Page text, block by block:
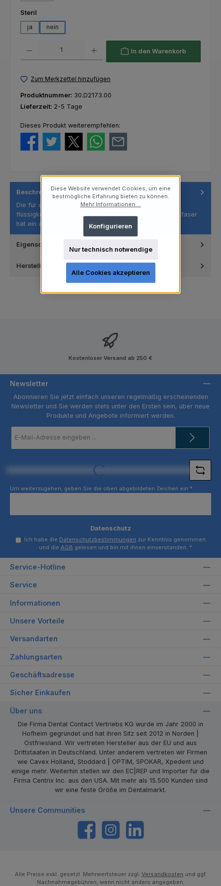
Steril
ja
nein
In den Warenkorb
Zum Merkzettel hinzufügen
Produktnummer: 30.D2173.00
Lieferzeit: 2-5 Tage
Dieses Produkt weiterempfehlen:
Beschreibung
Die für die Fertigung dieser OP Kittel verwendete
flüssigkeitsabweisende und atmungsaktive SMS-Mikrofaser
hat ein ausgezeich…
Mehr
Eigenschaften
Hersteller
Kostenloser Versand ab 250 €
Newsletter
Abonnieren Sie jetzt einfach unseren regelmäßig erscheinenden
Newsletter und Sie werden stets unter den Ersten sein, über neue
Produkte und Angebote informiert werden.
Mail-
Loading...
Um weiterzugehen, geben Sie die oben abgebildeten Zeichen ein *
Datenschutz
Ich habe die Datenschutzbestimmungen zur Kenntnis genommen
und die AGB gelesen und bin mit ihnen einverstanden. *
Service-Hotline
Service
Informationen
Unsere Vorteile
Versandarten
Zahlungsarten
Geschäftsadresse
Sicher Einkaufen
Über uns
Die Firma Dental Contact Vertriebs KG wurde im Jahr 2000 in
Hofheim gegründet und hat ihren Sitz seit 2012 in Norden |
Ostfriesland. Wir vertreten Hersteller aus der EU und aus
Drittstaaten in Deutschland. Unter anderem vertreten wir Firmen
wie Cavex Holland, Stoddard | OPTIM, SPOKAR, Xpedent und
einige mehr. Weiterhin stellen wir den EC|REP und Importer für die
Firma Centrix Inc. aus den USA. Mit mehr als 15.500 Kunden sind
wir eine feste Größe im Dentalmarkt.
Unsere Communities
https://www.facebook.com/dentalcontact
Instagram
Alle Preise exkl. gesetzl. Mehrwertsteuer zzgl. Versandkosten und ggf.
Nachnahmegebühren, wenn nicht anders angegeben.
Diese Website verwendet Cookies, um eine
bestmögliche Erfahrung bieten zu können.
Mehr Informationen ...
Nur technisch notwendige
Konfigurieren
Alle Cookies akzeptieren